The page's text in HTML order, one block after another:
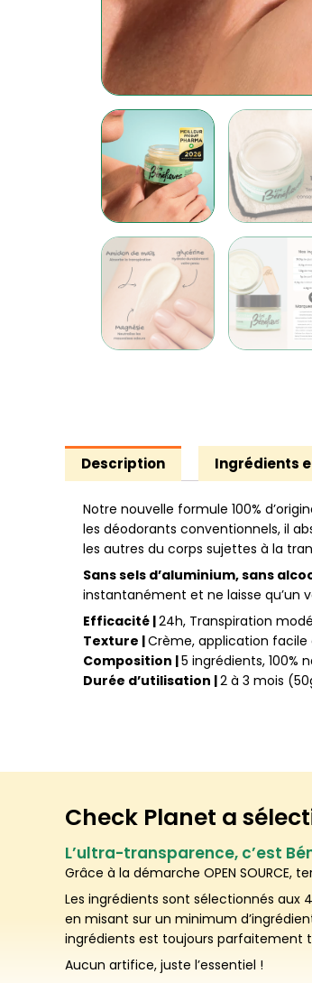
Description Ingrédients
Notre nouvelle formule 100%
les déodorants conventionnels, il
les autres du corps sujettes à la
Sans sels d’aluminium, sans
instantanément et ne laisse qu’un
Efficacité |24h, Transpiration
Texture |Crème, application
Composition |5 ingrédients, 100%
Durée d’utilisation |2 à 3 mois
Check Planet a
L’ultra-transparence, c’est
Grâce à la démarche OPEN SOURCE,
Les ingrédients sont sélectionnés aux
en misant sur un minimum
ingrédients est toujours parfaitement
Aucun artifice, juste l’essentiel !